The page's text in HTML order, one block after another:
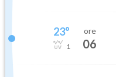
23°
1
ore
06